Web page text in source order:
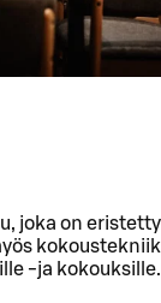
joka on eristetty
-ja kokouksille.